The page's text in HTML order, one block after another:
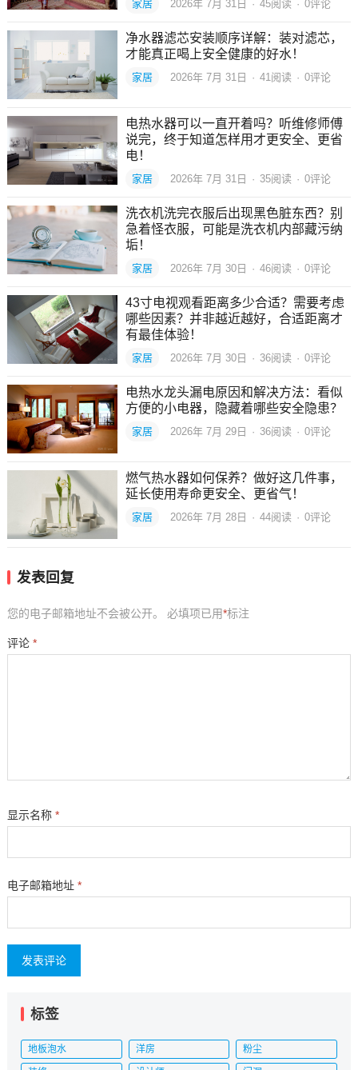
家居 2026年 7月 31日 · 45阅读 · 0评论
净水器滤芯安装顺序详解：装对滤芯，
才能真正喝上安全健康的好水！
家居 2026年 7月 31日 · 41阅读 · 0评论
电热水器可以一直开着吗？听维修师傅
说完，终于知道怎样用才更安全、更省
电！
家居 2026年 7月 31日 · 35阅读 · 0评论
洗衣机洗完衣服后出现黑色脏东西？别
急着怪衣服，可能是洗衣机内部藏污纳
垢！
家居 2026年 7月 30日 · 46阅读 · 0评论
43寸电视观看距离多少合适？需要考虑
哪些因素？并非越近越好，合适距离才
有最佳体验！
家居 2026年 7月 30日 · 36阅读 · 0评论
电热水龙头漏电原因和解决方法：看似
方便的小电器，隐藏着哪些安全隐患？
家居 2026年 7月 29日 · 36阅读 · 0评论
燃气热水器如何保养？做好这几件事，
延长使用寿命更安全、更省气！
家居 2026年 7月 28日 · 44阅读 · 0评论
发表回复
您的电子邮箱地址不会被公开。 必填项已用*标注
评论 *
显示名称 *
电子邮箱地址 *
标签
地板泡水 洋房 粉尘